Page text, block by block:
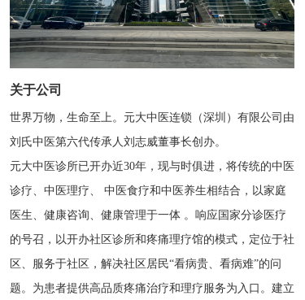
关于公司
世界万物，生命至上。元大中医连锁（深圳）有限公司由
刘氏中医第六代传承人刘志威董事长创办。
元大中医诊所已开办近30年，现与时俱进，将传统的中医
诊疗、中医理疗、 中医食疗和中医养生相结合，以家庭
医生、健康咨询、健康管理于一体 。响应国家分诊医疗
的号召，以开办社区诊所和疼痛理疗馆的模式，定位于社
区、服务于社区，解决社区居民“看病贵、看病难”的问
题。为患者提供高品质疼痛治疗和理疗服务为入口。建立